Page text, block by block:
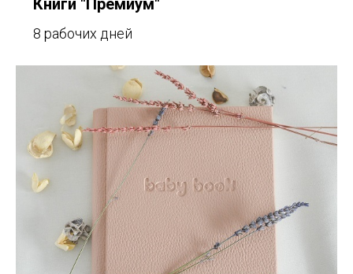
Книги "Премиум"
8 рабочих дней